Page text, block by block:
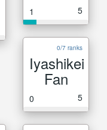
1 5
0/7 ranks
Iyashikei
Fan
0 5